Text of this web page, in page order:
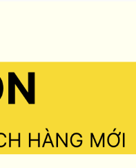
nghĩa là “ngàn lớp
Món bánh này được
cảm hứng từ vùng
gâteau napolitain –
kiểu Napoli”. Theo thời